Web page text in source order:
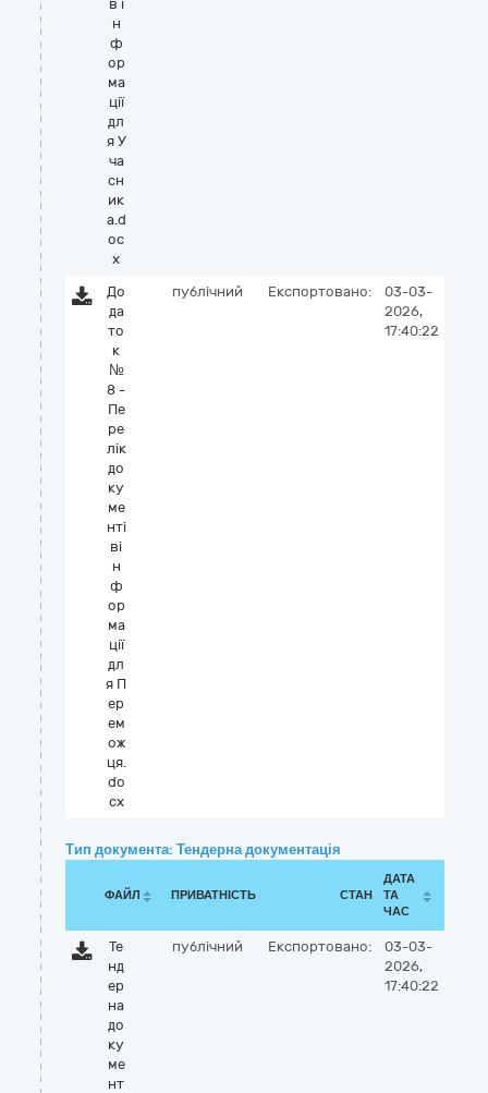
в і
н
ф
ор
ма
ції
дл
я У
ча
сн
ик
а.d
oc
x
До
да
то
к
№
8 -
Пе
ре
лік
до
ку
ме
нті
ві
н
ф
ор
ма
ції
дл
я П
ер
ем
ож
ця.
do
cx
публічний Експортовано:
03-03-
2026,
17:40:22
Тип документа: Тендерна документація
ФАЙЛ ПРИВАТНІСТЬ СТАН
ДАТА
ТА
ЧАС
Те
нд
ер
на
до
ку
ме
нт
публічний Експортовано:
03-03-
2026,
17:40:22